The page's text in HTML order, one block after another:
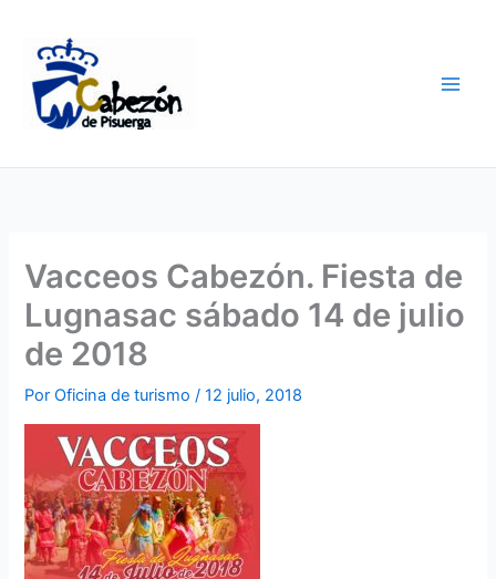
contenido
Vacceos Cabezón. Fiesta de
Lugnasac sábado 14 de julio
de 2018
PorOficina de turismo/12 julio, 2018